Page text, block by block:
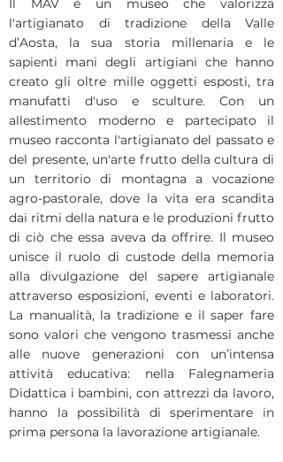
Il MAV è un museo che valorizza
l'artigianato di tradizione della Valle
d’Aosta, la sua storia millenaria e le
sapienti mani degli artigiani che hanno
creato gli oltre mille oggetti esposti, tra
manufatti d'uso e sculture. Con un
allestimento moderno e partecipato il
museo racconta l'artigianato del passato e
del presente, un'arte frutto della cultura di
un territorio di montagna a vocazione
agro-pastorale, dove la vita era scandita
dai ritmi della natura e le produzioni frutto
di ciò che essa aveva da offrire. Il museo
unisce il ruolo di custode della memoria
alla divulgazione del sapere artigianale
attraverso esposizioni, eventi e laboratori.
La manualità, la tradizione e il saper fare
sono valori che vengono trasmessi anche
alle nuove generazioni con un’intensa
attività educativa: nella Falegnameria
Didattica i bambini, con attrezzi da lavoro,
hanno la possibilità di sperimentare in
prima persona la lavorazione artigianale.